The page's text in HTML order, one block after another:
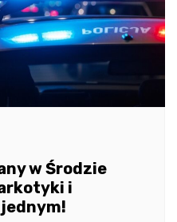
w Środzie
i